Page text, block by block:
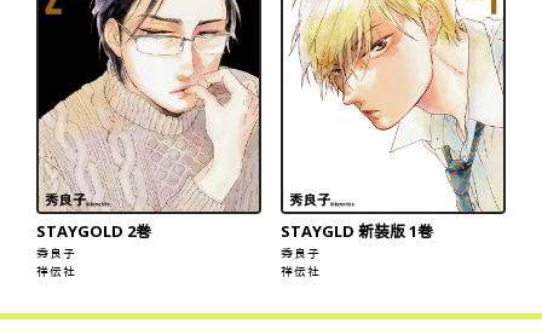
STAYGOLD 2巻
秀良子
祥伝社
STAYGLD 新装版 1巻
秀良子
祥伝社